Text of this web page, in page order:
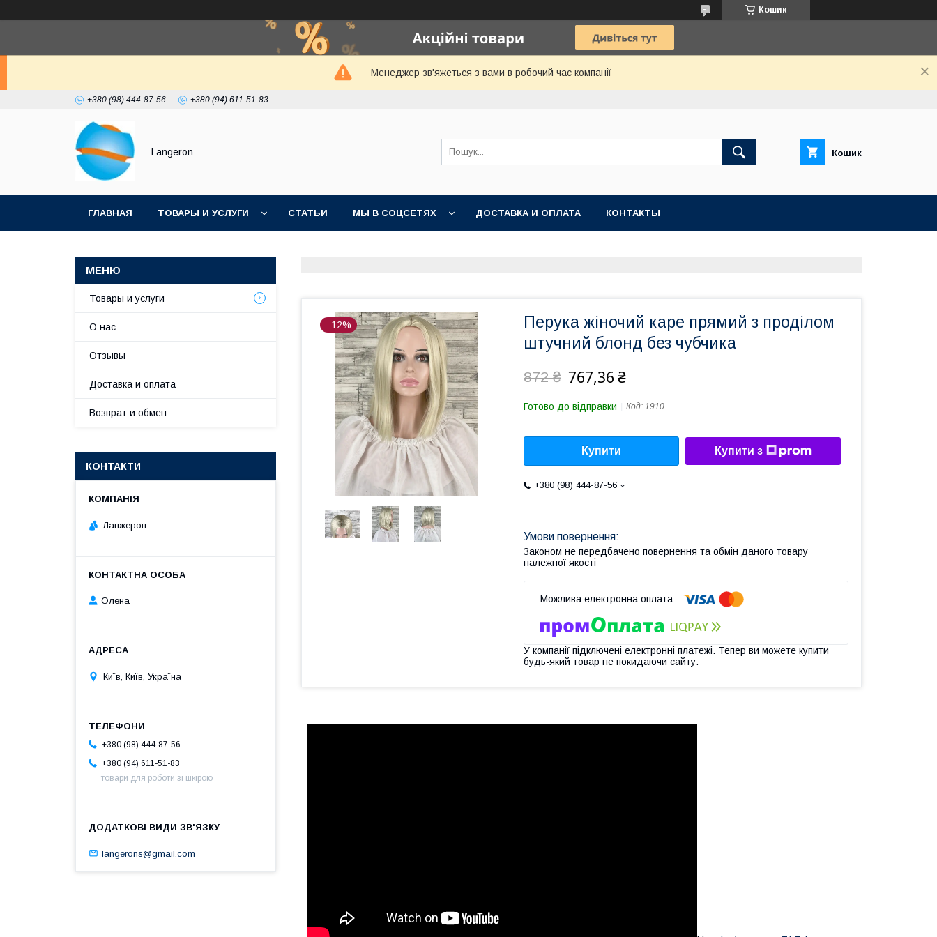
Кошик
Менеджер зв'яжеться з вами в робочий час компанії
+380 (98) 444-87-56 +380 (94) 611-51-83
Langeron Кошик
ГЛАВНАЯ ТОВАРЫ И УСЛУГИ СТАТЬИ МЫ В СОЦСЕТЯХ ДОСТАВКА И ОПЛАТА КОНТАКТЫ
–12%
Перука жіночий каре прямий з проділом
штучний блонд без чубчика
872 ₴ 767,36 ₴
Готово до відправки Код: 1910
Купити Купити з
+380 (98) 444-87-56
Законом не передбачено повернення та обмін даного товару
належної якості
У компанії підключені електронні платежі. Тепер ви можете купити
будь-який товар не покидаючи сайту.
Товары и услуги
О нас
Отзывы
Доставка и оплата
Возврат и обмен
КОНТАКТИ
Ланжерон
Олена
Київ, Київ, Україна
+380 (98) 444-87-56
+380 (94) 611-51-83
товари для роботи зі шкірою
langerons@gmail.com